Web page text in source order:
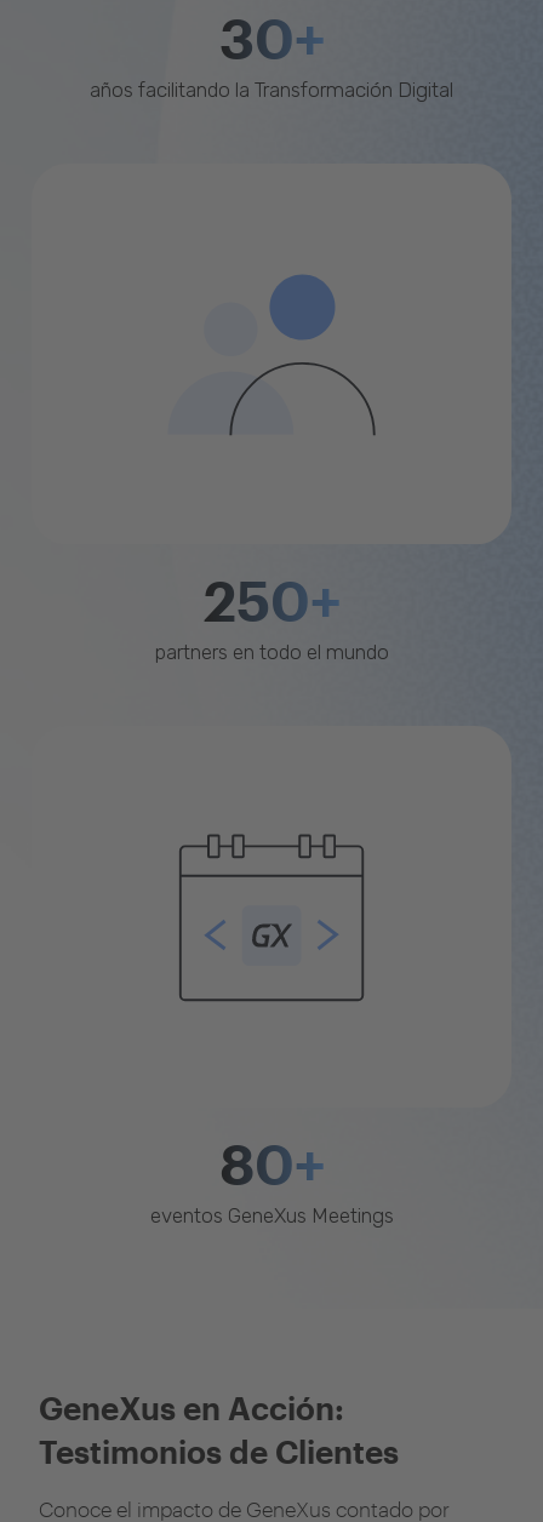
30+
años facilitando la Transformación Digital
250+
partners en todo el mundo
80+
eventos GeneXus Meetings
GeneXus en Acción:
Testimonios de Clientes
Conoce el impacto de GeneXus contado por